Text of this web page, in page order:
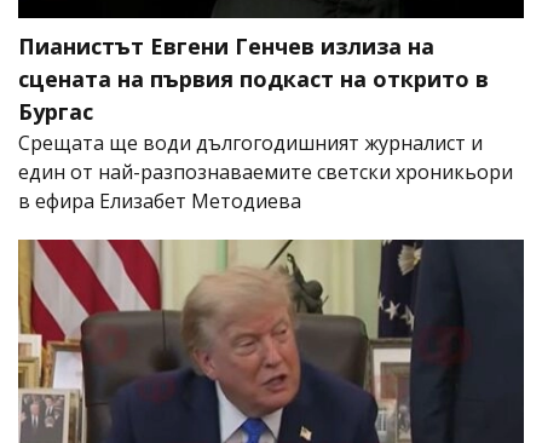
Пианистът Евгени Генчев излиза на
сцената на първия подкаст на открито в
Бургас
Срещата ще води дългогодишният журналист и
един от най-разпознаваемите светски хроникьори
в ефира Елизабет Методиева